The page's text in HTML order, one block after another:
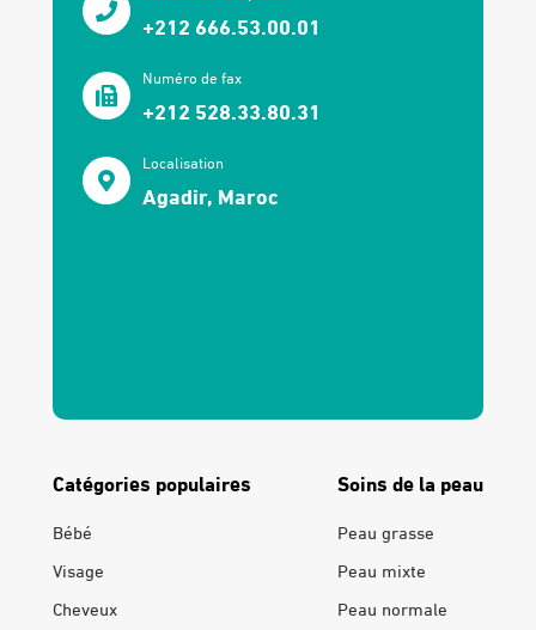
+212 666.53.00.01
Numéro de fax
+212 528.33.80.31
Localisation
Agadir, Maroc
Catégories populaires
Bébé
Visage
Cheveux
Soins de la peau
Peau grasse
Peau mixte
Peau normale